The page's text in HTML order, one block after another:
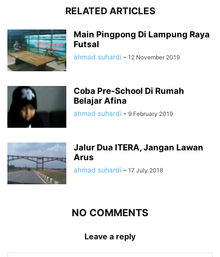
RELATED ARTICLES
Main Pingpong Di Lampung Raya
Futsal
ahmad suhardi - 12 November 2019
Coba Pre-School Di Rumah
Belajar Afina
ahmad suhardi - 9 February 2019
Jalur Dua ITERA, Jangan Lawan
Arus
ahmad suhardi - 17 July 2018
NO COMMENTS
Leave a reply